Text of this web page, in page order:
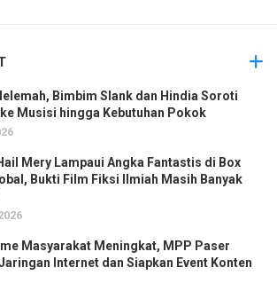
Bimbim Slank dan Hindia Soroti
ke Musisi hingga Kebutuhan Pokok
Mery Lampaui Angka Fantastis di Box
Bukti Film Fiksi Ilmiah Masih Banyak
Masyarakat Meningkat, MPP Paser
Internet dan Siapkan Event Konten